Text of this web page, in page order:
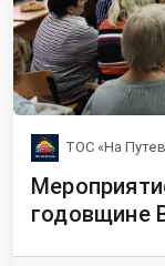
ТОС «На
годовщине